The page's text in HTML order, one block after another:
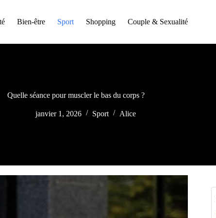
Bien-être Sport Shopping Couple & Sexualité
Quelle séance pour muscler le bas du corps ?
janvier 1, 2026 Sport Alice